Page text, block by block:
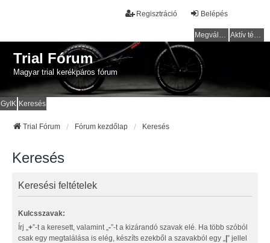
Belépés
Regisztráció
Megválaszolatlan témák Aktív témák
Trial Fórum
Magyar trial kerékpáros fórum
GyIK Keresés
Trial Fórum Fórum kezdőlap Keresés
Keresés
Keresési feltételek
Kulcsszavak:
Írj „ +”-t a keresett, valamint „ -”-t a kizárandó szavak elé. Ha több szóból
csak egy megtalálása is elég, készíts ezekből a szavakból egy „ |” jellel